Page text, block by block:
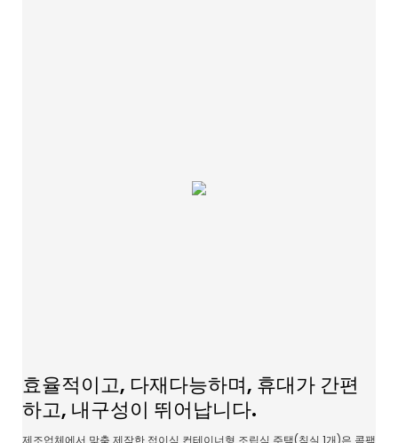
효율적이고, 다재다능하며, 휴대가 간편
하고, 내구성이 뛰어납니다.